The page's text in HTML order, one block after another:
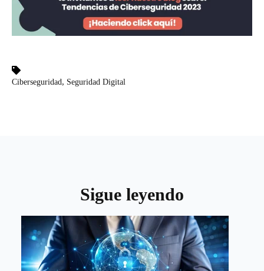
Ciberseguridad, Seguridad Digital
Sigue leyendo